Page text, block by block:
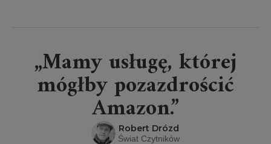
„Mamy usługę, której
mógłby pozazdrościć
Amazon.”
Robert Drózd
Świat Czytników